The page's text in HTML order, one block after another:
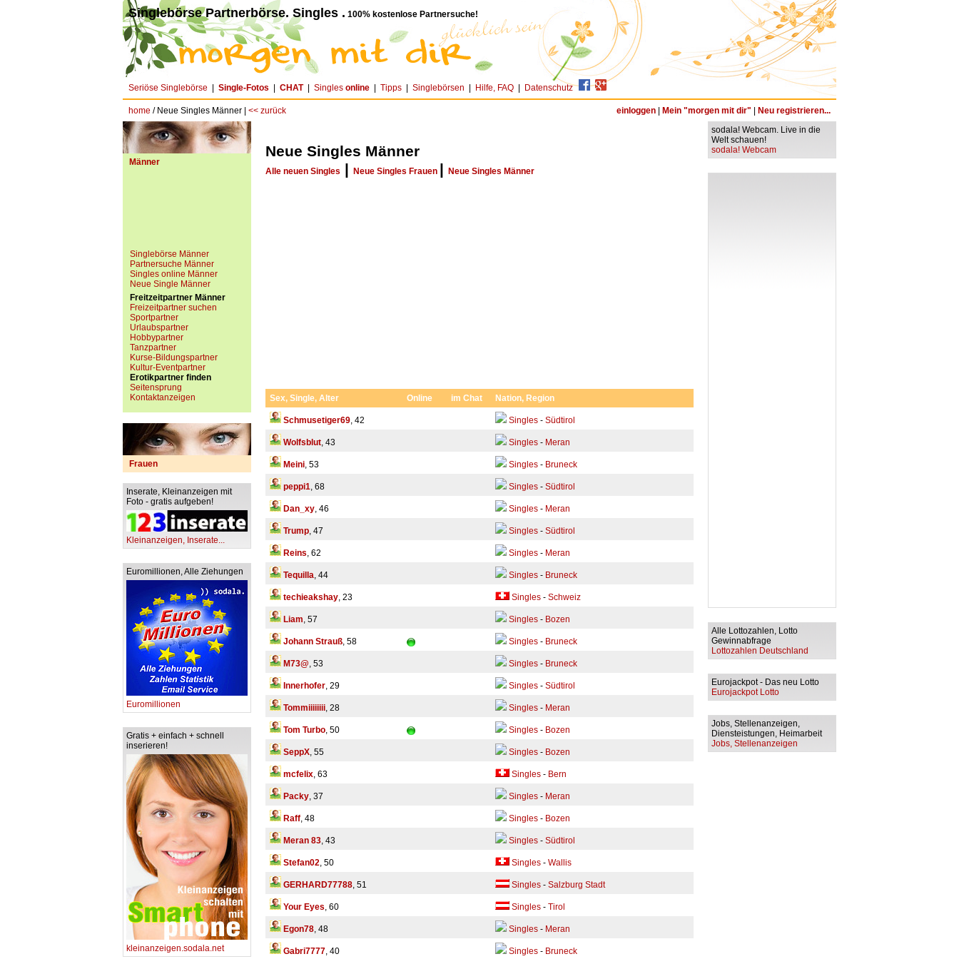
Singlebörse Partnerbörse. Singles . 100% kostenlose Partnersuche!
Seriöse Singlebörse Single-Fotos CHAT| Singles online Tipps Singlebörsen Hilfe, FAQ Datenschutz
home / Neue Singles Männer | << zurück einloggen Mein "morgen mit dir" Neu registrieren...
Männer
Singlebörse Männer
Partnersuche Männer
Singles online Männer
Neue Single Männer
Freitzeitpartner Männer
Freizeitpartner suchen
Sportpartner
Urlaubspartner
Hobbypartner
Tanzpartner
Kurse-Bildungspartner
Kultur-Eventpartner
Erotikpartner finden
Seitensprung
Kontaktanzeigen
Frauen
Inserate, Kleinanzeigen mit
Foto - gratis aufgeben!
Kleinanzeigen, Inserate...
Euromillionen, Alle Ziehungen
Euromillionen
Gratis + einfach + schnell
inserieren!
kleinanzeigen.sodala.net
Neue Singles Männer
Alle neuen Singles | Neue Singles Frauen | Neue Singles Männer
Sex, Single, Alter Online im Chat Nation, Region
Schmusetiger69, 42 Singles - Südtirol
Wolfsblut, 43 Singles - Meran
Meini, 53 Singles - Bruneck
peppi1, 68 Singles - Südtirol
Dan_xy, 46 Singles - Meran
Trump, 47 Singles - Südtirol
Reins, 62 Singles - Meran
Tequilla, 44 Singles - Bruneck
techieakshay, 23 Singles - Schweiz
Liam, 57 Singles - Bozen
Johann Strauß, 58 Singles - Bruneck
M73@, 53 Singles - Bruneck
Innerhofer, 29 Singles - Südtirol
Tommiiiiiiii, 28 Singles - Meran
Tom Turbo, 50 Singles - Bozen
SeppX, 55 Singles - Bozen
mcfelix, 63 Singles - Bern
Packy, 37 Singles - Meran
Raff, 48 Singles - Bozen
Meran 83, 43 Singles - Südtirol
Stefan02, 50 Singles - Wallis
GERHARD77788, 51 Singles - Salzburg Stadt
Your Eyes, 60 Singles - Tirol
Egon78, 48 Singles - Meran
Gabri7777, 40 Singles - Bruneck
sodala! Webcam. Live in die
Welt schauen!
sodala! Webcam
Alle Lottozahlen, Lotto
Gewinnabfrage
Lottozahlen Deutschland
Eurojackpot - Das neu Lotto
Eurojackpot Lotto
Jobs, Stellenanzeigen,
Diensteistungen, Heimarbeit
Jobs, Stellenanzeigen